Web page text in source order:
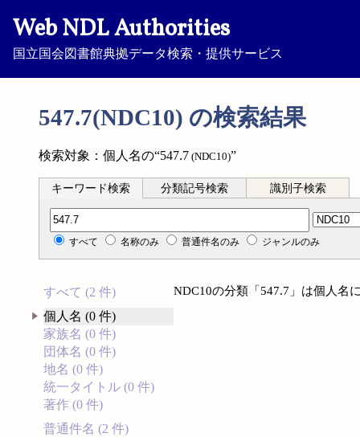
Web NDL Authorities
国立国会図書館典拠データ検索・提供サービス
547.7(NDC10) の検索結果
検索対象：個人名の“547.7 (NDC10)”
キーワード検索 分類記号検索 識別子検索
分類記号検索
すべて 名称のみ 普通件名のみ ジャンルのみ
すべて (2 件)
個人名 (0 件)
家族名 (0 件)
団体名 (0 件)
地名 (0 件)
統一タイトル (0 件)
著作 (0 件)
普通件名 (2 件)
NDC10の分類「547.7」は個人名